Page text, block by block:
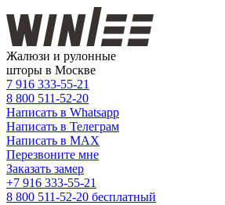
Жалюзи и рулонные
шторы в Москве
7 916 333-55-21
8 800 511-52-20
Написать в Whatsapp
Написать в Телеграм
Написать в MAX
Перезвоните мне
Заказать замер
+7 916 333-55-21
8 800 511-52-20 бесплатный